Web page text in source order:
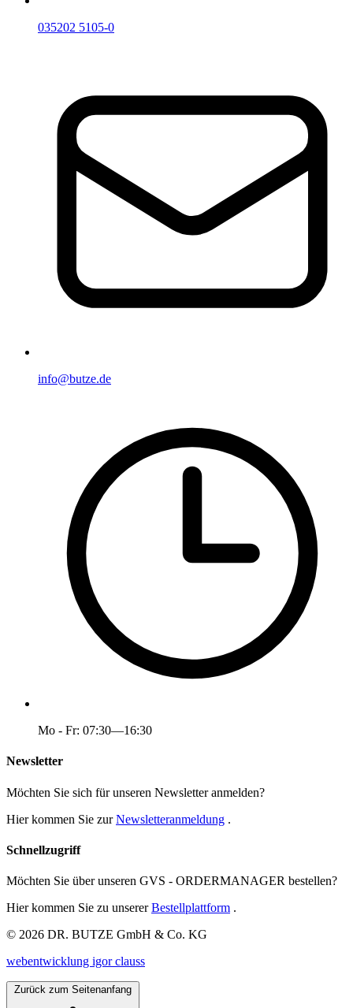
035202 5105-0
info@butze.de
Mo - Fr: 07:30—16:30
Newsletter
Möchten Sie sich für unseren Newsletter anmelden?
Hier kommen Sie zurNewsletteranmeldung .
Schnellzugriff
Möchten Sie über unseren GVS - ORDERMANAGER bestellen?
Hier kommen Sie zu unsererBestellplattform .
© 2026 DR. BUTZE GmbH & Co. KG
webentwicklung igor clauss
Zurück zum Seitenanfang